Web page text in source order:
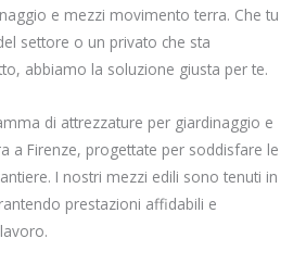
e mezzi movimento terra. Che tu
settore o un privato che sta
abbiamo la soluzione giusta per te.
di attrezzature per giardinaggio e
a Firenze, progettate per soddisfare le
I nostri mezzi edili sono tenuti in
prestazioni affidabili e